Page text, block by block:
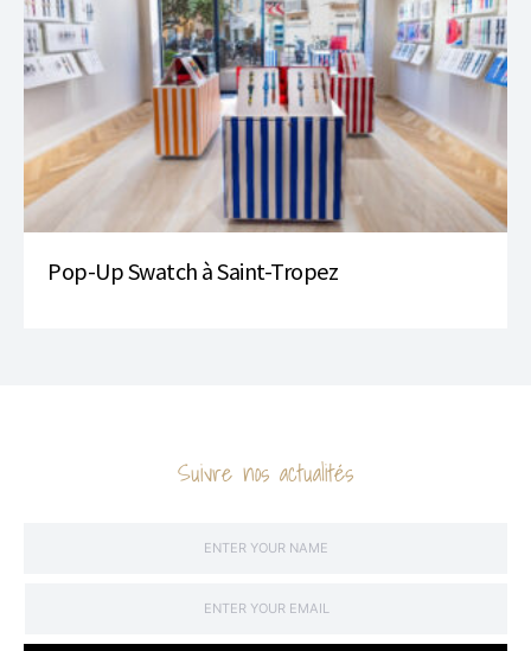
Pop-Up Swatch à Saint-Tropez
Suivre nos actualités